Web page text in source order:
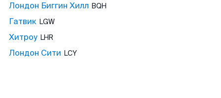
Лондон Биггин Хилл BQH
Гатвик LGW
Хитроу LHR
Лондон Сити LCY